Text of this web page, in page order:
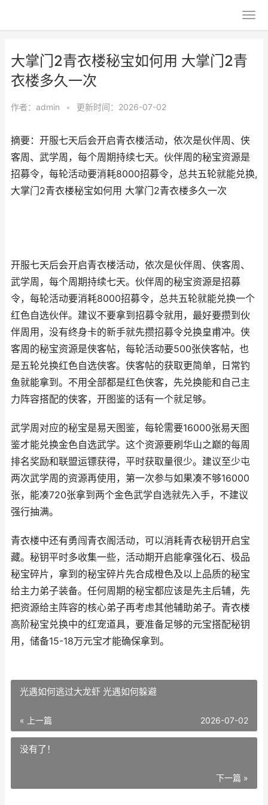
大掌门2青衣楼秘宝如何用 大掌门2青
衣楼多久一次
作者： admin • 更新时间：2026-07-02
摘要：开服七天后会开启青衣楼活动，依次是伙伴周、侠
客周、武学周，每个周期持续七天。伙伴周的秘宝资源是
招募令，每轮活动要消耗8000招募令，总共五轮就能兑换,
大掌门2青衣楼秘宝如何用 大掌门2青衣楼多久一次
开服七天后会开启青衣楼活动，依次是伙伴周、侠客周、
武学周，每个周期持续七天。伙伴周的秘宝资源是招募
令，每轮活动要消耗8000招募令，总共五轮就能兑换一个
红色自选伙伴。建议不要拿到招募令就用，最好要攒到伙
伴周用，没有终身卡的新手就先攒招募令兑换皇甫冲。侠
客周的秘宝资源是侠客帖，每轮活动要500张侠客帖，也
是五轮兑换红色自选侠客。侠客帖的获取更简单，日常钓
鱼就能拿到。不用全部都是红色侠客，先兑换能和自己主
力阵容搭配的侠客，开图鉴的话有一个就足够。
武学周对应的秘宝是易天图鉴，每轮需要16000张易天图
鉴才能兑换金色自选武学。这个资源要刷华山之巅的每周
排名奖励和联盟运镖获得，平时获取量很少。建议至少屯
两次武学周的资源再使用，第一次参与如果凑不够16000
张，能凑720张拿到两个金色武学自选就先入手，不建议
强行抽满。
青衣楼中还有勇闯青衣阁活动，可以消耗青衣秘钥开启宝
藏。秘钥平时多收集一些，活动期开启能拿强化石、极品
秘宝碎片，拿到的秘宝碎片先合成橙色及以上品质的秘宝
给主力弟子装备。任何周期的秘宝都应该是先主后辅，先
把资源给主阵容的核心弟子再考虑其他辅助弟子。青衣楼
高阶秘宝兑换中的红宠道具，要准备足够的元宝搭配秘钥
用，储备15-18万元宝才能确保拿到。
光遇如何逃过大龙虾 光遇如何躲避
« 上一篇 2026-07-02
没有了！
下一篇 »